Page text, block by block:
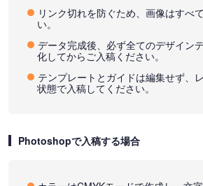
リンク切れを防ぐため、画像はすべ
い。
データ完成後、必ず全てのデザイン
化してからご入稿ください。
テンプレートとガイドは編集せず、
状態で入稿してください。
Photoshopで入稿する場合